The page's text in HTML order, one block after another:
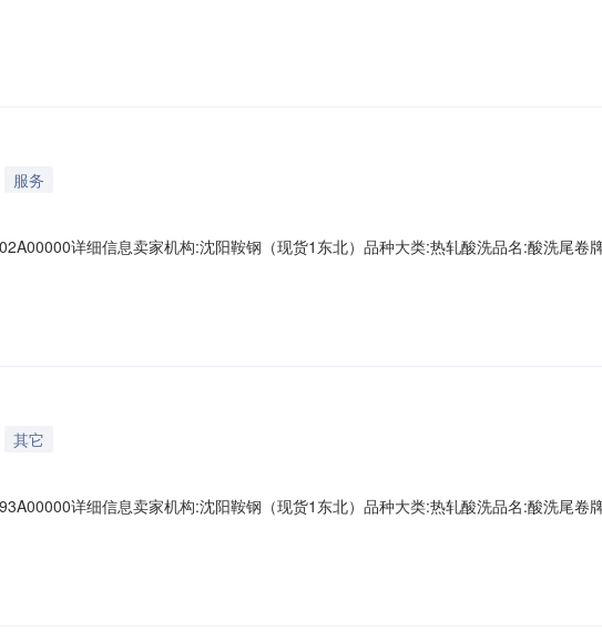
上表面锌层重量:0.0下表面锌层重量:0.0资源说明:麻点Z向性能:暂
服务
详细信息卖家机构:沈阳鞍钢（现货1东北）品种大类:热轧酸洗品名:酸洗尾
表面锌层重量:0.0下表面锌层重量:0.0资源说明:铁皮压入Z向性能:
其它
详细信息卖家机构:沈阳鞍钢（现货1东北）品种大类:热轧酸洗品名:酸洗尾卷
上表面锌层重量:0.0下表面锌层重量:0.0资源说明:铁皮压入Z向性能